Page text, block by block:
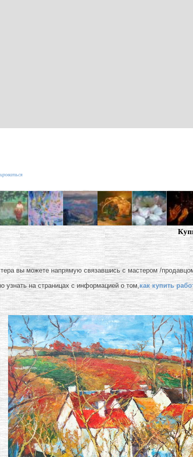
вы можете напрямую связавшись с мастером /
узнать на страницах с информацией о том,как купить